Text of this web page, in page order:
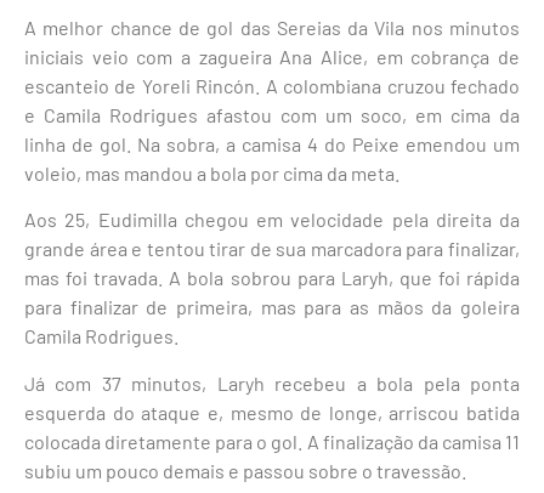
A melhor chance de gol das Sereias da Vila nos minutos
iniciais veio com a zagueira Ana Alice, em cobrança de
escanteio de Yoreli Rincón. A colombiana cruzou fechado
e Camila Rodrigues afastou com um soco, em cima da
linha de gol. Na sobra, a camisa 4 do Peixe emendou um
voleio, mas mandou a bola por cima da meta.
Aos 25, Eudimilla chegou em velocidade pela direita da
grande área e tentou tirar de sua marcadora para finalizar,
mas foi travada. A bola sobrou para Laryh, que foi rápida
para finalizar de primeira, mas para as mãos da goleira
Camila Rodrigues.
Já com 37 minutos, Laryh recebeu a bola pela ponta
esquerda do ataque e, mesmo de longe, arriscou batida
colocada diretamente para o gol. A finalização da camisa 11
subiu um pouco demais e passou sobre o travessão.